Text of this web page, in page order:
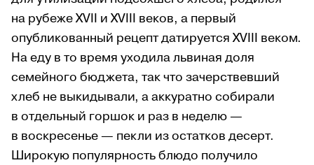
на рубеже XVII и XVIII веков, а первый
опубликованный рецепт датируется XVIII веком.
На еду в то время уходила львиная доля
семейного бюджета, так что зачерствевший
хлеб не выкидывали, а аккуратно собирали
в отдельный горшок и раз в неделю —
в воскресенье — пекли из остатков десерт.
Широкую популярность блюдо получило